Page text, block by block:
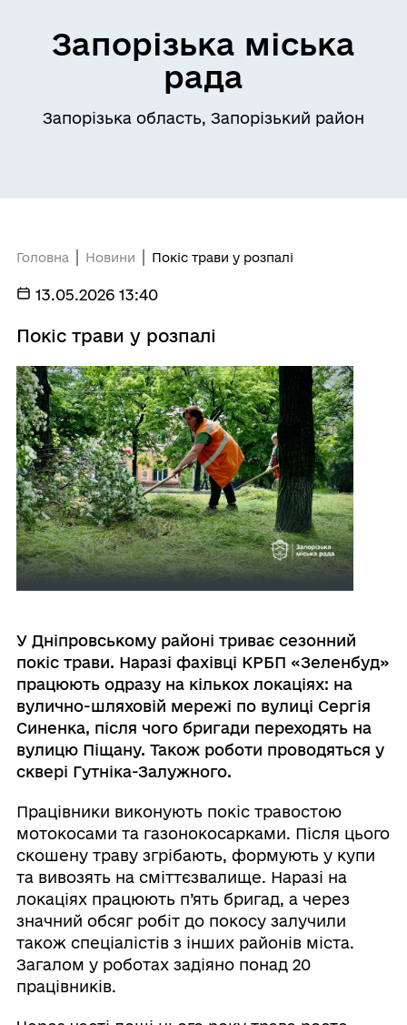
Запорізька міська
рада
Запорізька область, Запорізький район
Головна Новини Покіс трави у розпалі
13.05.2026 13:40
Покіс трави у розпалі
У Дніпровському районі триває сезонний
покіс трави. Наразі фахівці КРБП «Зеленбуд»
працюють одразу на кількох локаціях: на
вулично-шляховій мережі по вулиці Сергія
Синенка, після чого бригади переходять на
вулицю Піщану. Також роботи проводяться у
сквері Гутніка-Залужного.
Працівники виконують покіс травостою
мотокосами та газонокосарками. Після цього
скошену траву згрібають, формують у купи
та вивозять на сміттєзвалище. Наразі на
локаціях працюють п’ять бригад, а через
значний обсяг робіт до покосу залучили
також спеціалістів з інших районів міста.
Загалом у роботах задіяно понад 20
працівників.